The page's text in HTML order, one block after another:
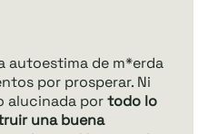
autoestima de m*erda
por prosperar. Ni
alucinada portodo lo
una buena